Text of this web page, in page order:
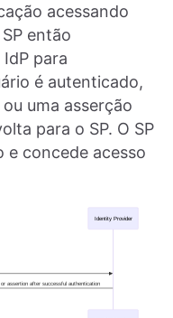
acessando
então
para
é autenticado,
uma asserção
para o SP. O SP
e concede acesso